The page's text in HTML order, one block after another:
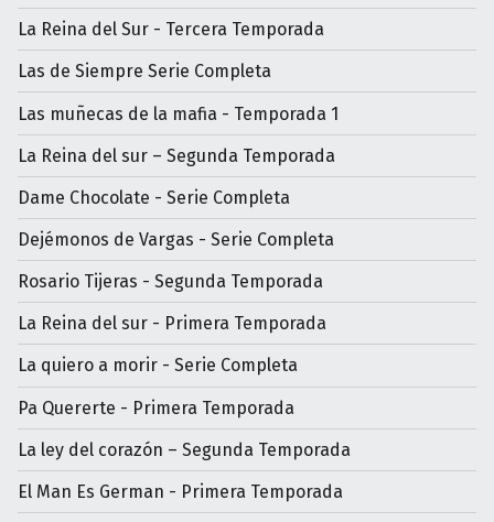
La Reina del Sur - Tercera Temporada
Las de Siempre Serie Completa
Las muñecas de la mafia - Temporada 1
La Reina del sur – Segunda Temporada
Dame Chocolate - Serie Completa
Dejémonos de Vargas - Serie Completa
Rosario Tijeras - Segunda Temporada
La Reina del sur - Primera Temporada
La quiero a morir - Serie Completa
Pa Quererte - Primera Temporada
La ley del corazón – Segunda Temporada
El Man Es German - Primera Temporada